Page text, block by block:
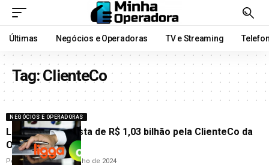
Últimas Negócios e Operadoras TV e Streaming
Tag:ClienteCo
NEGÓCIOS E OPERADORAS
Ligga faz proposta de R$ 1,03 bilhão pela ClienteCo da
Oi; veja detalhes
Por Ana Cláudia17 de julho de 2024